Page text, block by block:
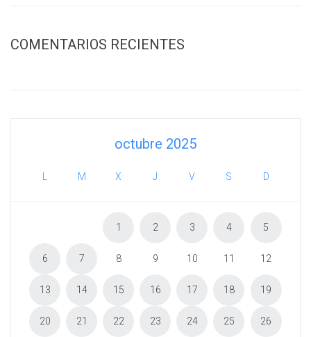
COMENTARIOS RECIENTES
octubre 2025
L M X J V S D
1 2 3 4 5
6 7 8 9 10 11 12
13 14 15 16 17 18 19
20 21 22 23 24 25 26